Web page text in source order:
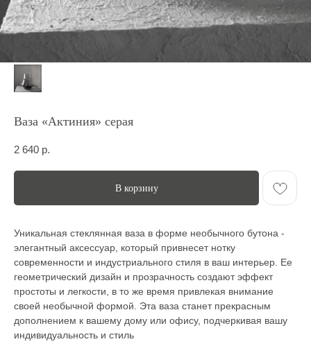
Ваза «Актиния» серая
2 640 р.
В корзину
Уникальная стеклянная ваза в форме необычного бутона -
элегантный аксессуар, который привнесет нотку
современности и индустриального стиля в ваш интерьер. Ее
геометрический дизайн и прозрачность создают эффект
простоты и легкости, в то же время привлекая внимание
своей необычной формой. Эта ваза станет прекрасным
дополнением к вашему дому или офису, подчеркивая вашу
индивидуальность и стиль